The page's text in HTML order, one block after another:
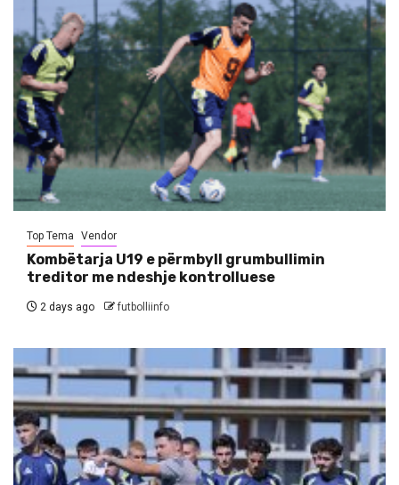
Top Tema Vendor
Kombëtarja U19 e përmbyll grumbullimin
treditor me ndeshje kontrolluese
2 days ago futbolliinfo